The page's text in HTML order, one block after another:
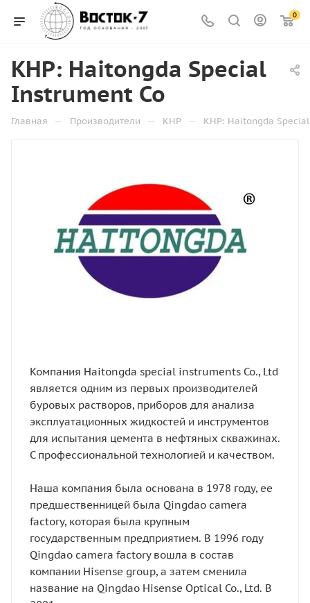
0
КНР: Haitongda Special
Instrument Co
Главная — Производители — КНР — КНР: Haitongda
Компания Haitongda special instruments Co., Ltd
является одним из первых производителей
буровых растворов, приборов для анализа
эксплуатационных жидкостей и инструментов
для испытания цемента в нефтяных скважинах.
С профессиональной технологией и качеством.
Наша компания была основана в 1978 году, ее
предшественницей была Qingdao camera
factory, которая была крупным
государственным предприятием. В 1996 году
Qingdao camera factory вошла в состав
компании Hisense group, а затем сменила
название на Qingdao Hisense Optical Co., Ltd. В